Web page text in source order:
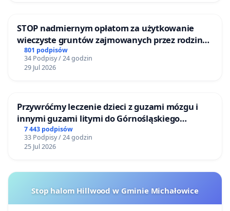
STOP nadmiernym opłatom za użytkowanie
wieczyste gruntów zajmowanych przez rodzinne
ogrody działkowe.
801 podpisów
34 Podpisy / 24 godzin
29 Jul 2026
Przywróćmy leczenie dzieci z guzami mózgu i
innymi guzami litymi do Górnośląskiego
Centrum Zdrowia Dziecka w Katowicach
7 443 podpisów
33 Podpisy / 24 godzin
25 Jul 2026
Stop halom Hillwood w Gminie Michałowice